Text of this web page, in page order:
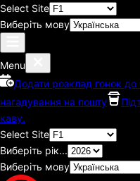
Select Site
Виберіть мову
Menu
Додати розклад гонок до
нагадування на пошту
каву.
Select Site
Виберіть рік...
Виберіть мову